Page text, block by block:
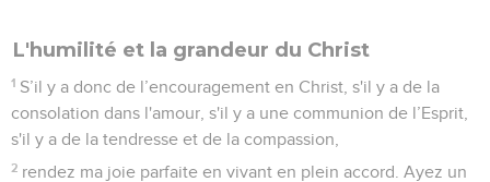
L'humilité et la grandeur du Christ
1 S’il y a donc de l’encouragement en Christ, s'il y a de la
consolation dans l'amour, s'il y a une communion de l’Esprit,
s'il y a de la tendresse et de la compassion,
2 rendez ma joie parfaite en vivant en plein accord. Ayez un